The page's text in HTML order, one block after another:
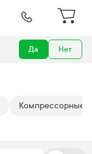
Да Нет
Компрессорные